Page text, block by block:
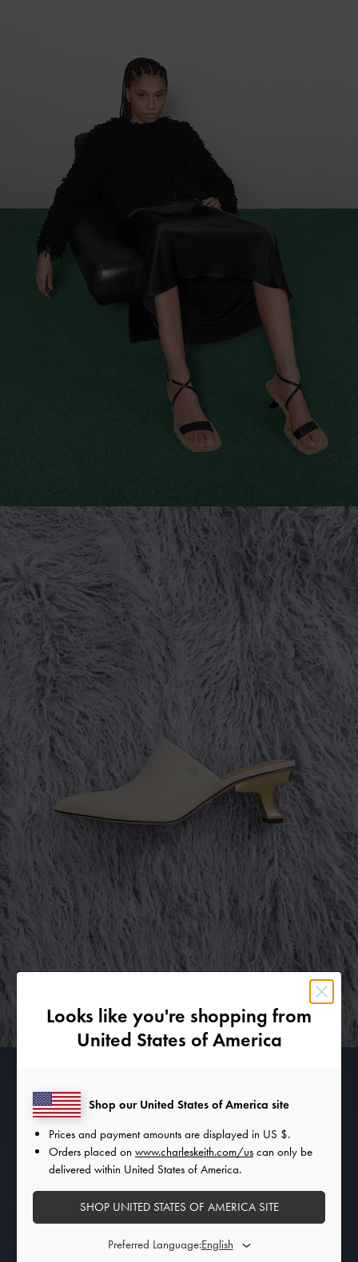
Looks like you're shopping from
United States of America
Shop our United States of America site
Prices and payment amounts are displayed in US $.
Orders placed on www.charleskeith.com/us can only be
delivered within United States of America.
SHOP UNITED STATES OF AMERICA SITE
Preferred Language: